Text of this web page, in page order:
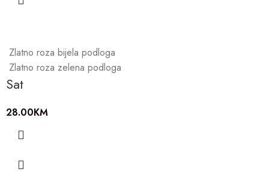
Zlatno roza bijela podloga
Zlatno roza zelena podloga
Sat
28.00KM